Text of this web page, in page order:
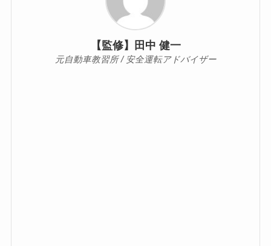
【監修】田中 健一
元自動車教習所 / 安全運転アドバイザー